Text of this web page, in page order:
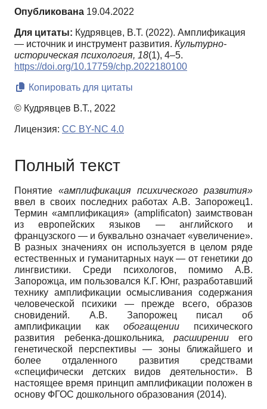
Опубликована 19.04.2022
Для цитаты: Кудрявцев, В.Т. (2022). Амплификация
— источник и инструмент развития. Культурно-
историческая психология, 18(1), 4–5.
https://doi.org/10.17759/chp.2022180100
Копировать для цитаты
© Кудрявцев В.Т., 2022
Лицензия: CC BY-NC 4.0
Полный текст
Понятие «амплификация психического развития»
ввел в своих последних работах А.В. Запорожец1.
Термин «амплификация» (amplificaton) заимствован
из европейских языков — английского и
французского — и буквально означает «увеличение».
В разных значениях он используется в целом ряде
естественных и гуманитарных наук — от генетики до
лингвистики. Среди психологов, помимо А.В.
Запорожца, им пользовался К.Г. Юнг, разработавший
технику амплификации осмысливания содержания
человеческой психики — прежде всего, образов
сновидений. А.В. Запорожец писал об
амплификации как обогащении психического
развития ребенка-дошкольника, расширении его
генетической перспективы — зоны ближайшего и
более отдаленного развития средствами
«специфически детских видов деятельности». В
настоящее время принцип амплификации положен в
основу ФГОС дошкольного образования (2014).